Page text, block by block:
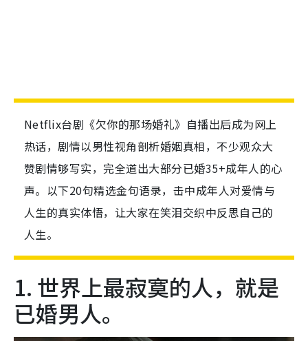
Netflix台剧《欠你的那场婚礼》自播出后成为网上
热话，剧情以男性视角剖析婚姻真相，不少观众大
赞剧情够写实，完全道出大部分已婚35+成年人的心
声。以下20句精选金句语录，击中成年人对爱情与
人生的真实体悟，让大家在笑泪交织中反思自己的
人生。
1. 世界上最寂寞的人，就是
已婚男人。